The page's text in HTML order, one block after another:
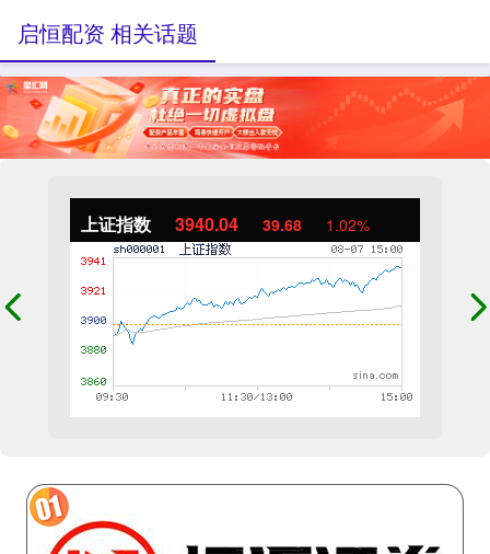
上证指数 3940.04 39.68 1.02%
启恒配资 相关话题